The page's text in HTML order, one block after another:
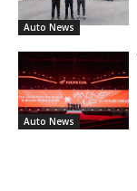
Auto News
Auto News